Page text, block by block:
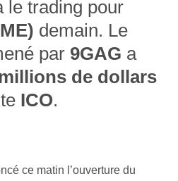
le trading pour
demain. Le
par 9GAG a
de dollars
ICO.
ce matin l’ouverture du